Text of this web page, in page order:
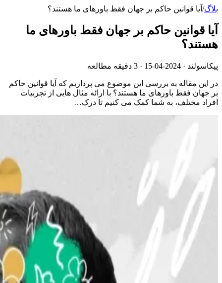
بلاگ/ آیا قوانین حاکم بر جهان فقط باورهای ما هستند؟
آیا قوانین حاکم بر جهان فقط باورهای ما
هستند؟
پیکاسولند · 2024-04-15 · 3 دقیقه مطالعه
در این مقاله به بررسی این موضوع می پردازیم که آیا قوانین حاکم
بر جهان فقط باورهای ما هستند؟ با ارائه مثال هایی از تجربیات
افراد مختلف، به شما کمک می کنیم تا درک…